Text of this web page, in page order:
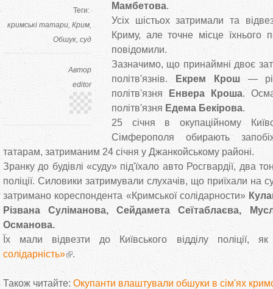
Теги:
кримські татари Крим
Обшук суд
Автор
editor
Мамбетова.
Усіх шістьох затримали та
Криму, але точне місце їхнього
повідомили.
Зазначимо, що принаймні двоє
політв'язнів.
Екрем Крош—
політв'язня
Енвера Кроша.
політв'язня Едема Бекірова.
25 січня в окупаційному
Сімферополя обирають
татарам, затриманим 24 січня у Джанкойському районі.
Зранку до будівлі «суду» під'їхало авто Росгвардії, два
поліції. Силовики затримували слухачів, що приїхали на
затримано кореспондента «Кримської солідарности»
Різвана Суліманова, Сейдамета Сеїтаблаєва,
Османова.
Їх мали відвезти до Київського відділу поліції,
солідарність»
.
Також читайте: Окупанти влаштували обшуки в сім'ях